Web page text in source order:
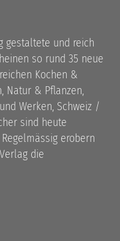
gestaltete und reich
so rund 35 neue
Kochen &
Natur & Pflanzen,
Werken, Schweiz /
sind heute
erobern
die